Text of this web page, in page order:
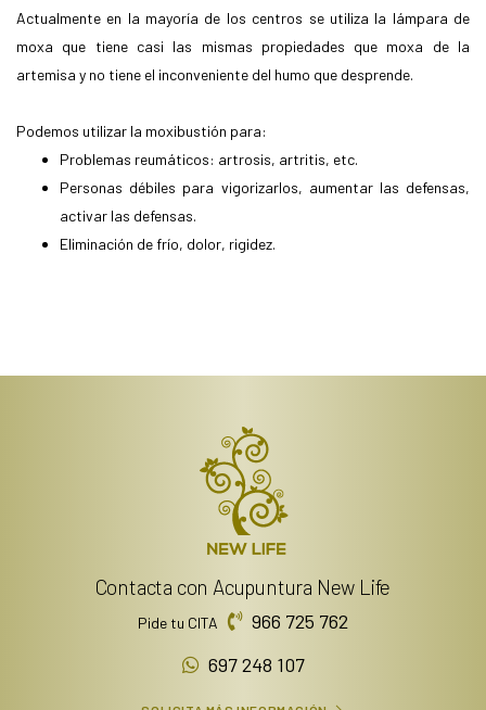
Actualmente en la mayoría de los centros se utiliza la lámpara de
moxa que tiene casi las mismas propiedades que moxa de la
artemisa y no tiene el inconveniente del humo que desprende.
Podemos utilizar la moxibustión para:
Problemas reumáticos: artrosis, artritis, etc.
Personas débiles para vigorizarlos, aumentar las defensas,
activar las defensas.
Eliminación de frío, dolor, rigidez.
Contacta con Acupuntura New Life
Pide tu CITA
966 725 762
697 248 107